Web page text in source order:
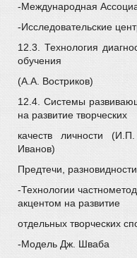
-Международная
-Исследовательские
12.3. Технология
обучения
(А.А. Востриков)
12.4. Системы
на развитие творческих
качеств личности
Иванов)
Предтечи,
-Технологии
акцентом на развитие
отдельных творческих
-Модель Дж. Шваба